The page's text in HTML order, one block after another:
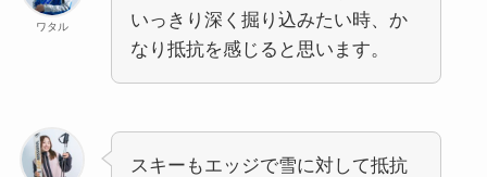
ワタル
いっきり深く掘り込みたい時、か
なり抵抗を感じると思います。
スキーもエッジで雪に対して抵抗